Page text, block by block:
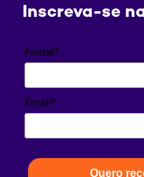
Inscreva-se
Nome*
Email*
Quero